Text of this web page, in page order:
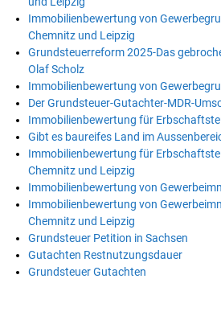
Immobilienbewertung von
Chemnitz und Leipzig
Grundsteuerreform 2025-Das
Olaf Scholz
Immobilienbewertung von
Der Grundsteuer-Gutachter-MDR-
Immobilienbewertung für
Gibt es baureifes Land im
Immobilienbewertung für
Chemnitz und Leipzig
Immobilienbewertung von
Immobilienbewertung von
Chemnitz und Leipzig
Grundsteuer Petition in Sachsen
Gutachten Restnutzungsdauer
Grundsteuer Gutachten